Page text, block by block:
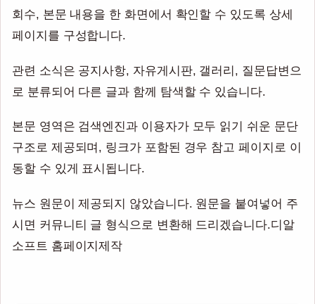
회수, 본문 내용을 한 화면에서 확인할 수 있도록 상세
페이지를 구성합니다.
관련 소식은 공지사항, 자유게시판, 갤러리, 질문답변으
로 분류되어 다른 글과 함께 탐색할 수 있습니다.
본문 영역은 검색엔진과 이용자가 모두 읽기 쉬운 문단
구조로 제공되며, 링크가 포함된 경우 참고 페이지로 이
동할 수 있게 표시됩니다.
뉴스 원문이 제공되지 않았습니다. 원문을 붙여넣어 주
시면 커뮤니티 글 형식으로 변환해 드리겠습니다.디알
소프트 홈페이지제작